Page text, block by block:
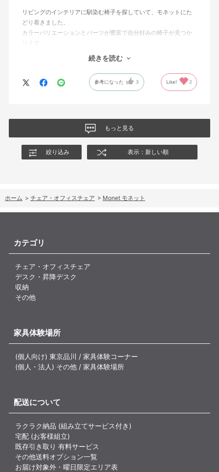
リビングのインテリアに馴染む椅子を探していて、モネットにた
どり着きました。
カラーバリエーションとパーツが豊富で自分好みの椅子が見つか
オフィスチェアにしては比較的コンパクトで家に置くのに最適で
した、座り心地も良く大変気に入っています。
今回どうしても欲しい色の組み合わせがあったので固定肘の物を
購入しましたが、欲を言えば稼働肘バージョンもバイカラーなど
続きを読む
参考になった 3 Like! 2
もっと見る
絞り込み 表示：新しい順
ホーム > チェア・オフィスチェア > Monet モネット
カテゴリ
チェア・オフィスチェア
デスク・昇降デスク
収納
その他
家具体験場所
(個人向け) 東京品川 / 家具体験コーナー
(個人・法人) その他 / 家具体験場所
配送について
ラクラク納品 (組み立てサービス付き)
宅配 (お客様組立)
既存引き取り 有料サービス
その他送料オプション一覧
お届け対象外・曜日限定エリア表